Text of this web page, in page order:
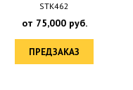
STK462
от 75,000руб.
ПРЕДЗАКАЗ